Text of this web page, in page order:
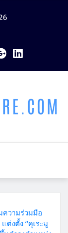
ความร่วมมือ
ต่งตั้ง “คุเระมู